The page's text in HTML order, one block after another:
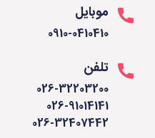
موبایل
0910-0410410
تلفن
026-32203200
026-91014141
026-32407442